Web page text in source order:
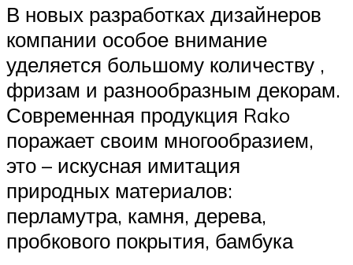
В новых разработках дизайнеров
компании особое внимание
уделяется большому количеству ,
фризам и разнообразным декорам.
Современная продукция Rako
поражает своим многообразием,
это – искусная имитация
природных материалов:
перламутра, камня, дерева,
пробкового покрытия, бамбука